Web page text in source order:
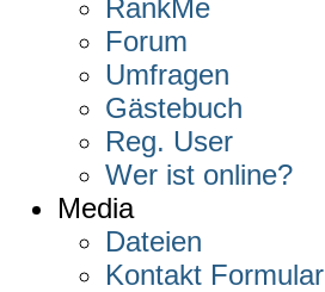
RankMe
Forum
Umfragen
Gästebuch
Reg. User
Wer ist online?
Media
Dateien
Kontakt Formular